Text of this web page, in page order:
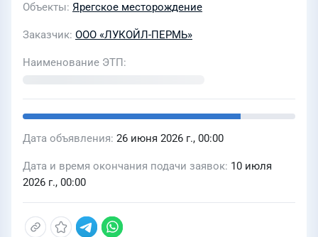
в 2026-2028 годах
Объекты Ярегское месторождение
Заказчик ООО «ЛУКОЙЛ-ПЕРМЬ»
Наименование ЭТП
Дата объявления 26 июня 2026 г., 00:00
Дата и время окончания подачи заявок 10 июля
2026 г., 00:00